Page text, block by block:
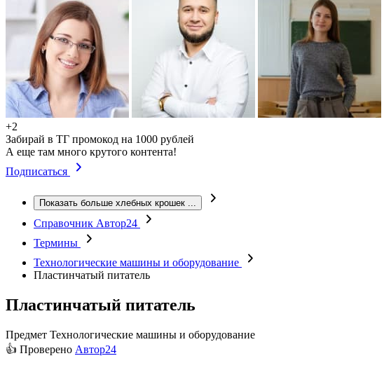
+2
Забирай в ТГ промокод на 1000 рублей
А еще там много крутого контента!
Подписаться
Показать больше хлебных крошек ...
Справочник Автор24
Термины
Технологические машины и оборудование
Пластинчатый питатель
Пластинчатый питатель
Предмет Технологические машины и оборудование
👍 Проверено Автор24